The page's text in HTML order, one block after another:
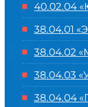
40.02.04
38.04.01
38.04.02
38.04.03
38.04.04